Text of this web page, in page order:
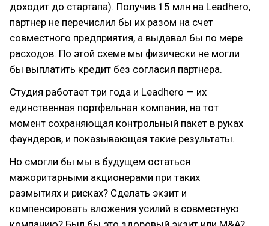
доходит до стартапа). Получив 15 млн на Leadhero,
партнер не перечислил бы их разом на счет
совместного предприятия, а выдавал бы по мере
расходов. По этой схеме мы физически не могли
бы выплатить кредит без согласия партнера.
Студия работает три года и Leadhero — их
единственная портфельная компания, на тот
момент сохраняющая контрольный пакет в руках
фаундеров, и показывающая такие результаты.
Но смогли бы мы в будущем остаться
мажоритарными акционерами при таких
размытиях и рисках? Сделать экзит и
компенсировать вложения усилий в совместную